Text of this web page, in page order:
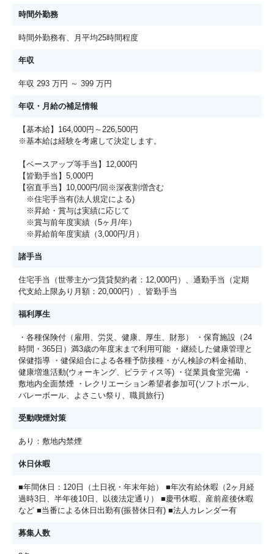
時間外勤務
時間外勤務有、月平均25時間程度
年収
年収 293 万円 ～ 399 万円
年収・月給の補足情報
【基本給】164,000円～226,500円
※基本給は経験を考慮して決定します。
【ベースアップ等手当】12,000円
【皆勤手当】5,000円
【宿直手当】10,000円/回※深夜割増含む
※住宅手当有(法人規定による)
※昇給・賞与は実績に応じて
※賞与前年度実績（5ヶ月/年）
※昇給前年度実績（3,000円/月）
諸手当
住宅手当（世帯主かつ賃貸契約者：12,000円）、通勤手当（定期
代支給上限あり月額：20,000円）、皆勤手当
福利厚生
・各種保険付（雇用、労災、健康、厚生、財形） ・保育施設（24
時間・365日）満3歳の年度末まで利用可能 ・継続した健康管理と
保健指導 ・健保組合による各種予防接種・がん検診の料金補助、
健康増進活動(ウォーキング、ピラティス等) ・従業員食堂完備 ・
敷地内全面禁煙 ・レクリエーション希望者参加可(ソフトボール、
バレーボール、よさこい祭り、職員旅行)
受動喫煙対策
あり：敷地内禁煙
休日休暇
■年間休日：120日（土日祝・年末年始） ■年次有給休暇（2ヶ月経
過時3日、半年後10日、以後法定通り） ■慶弔休暇、産前産後休暇
など ■当番による休日出勤有(振替休日有) ■法人カレンダー有
募集人数